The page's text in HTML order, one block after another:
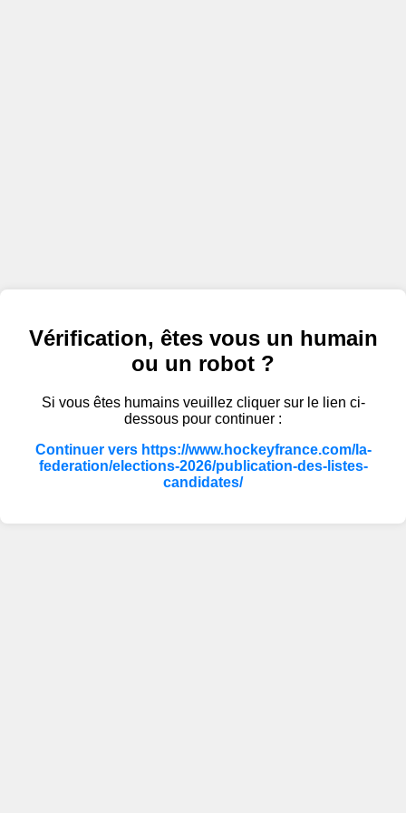
Vérification, êtes vous un humain
ou un robot ?
Si vous êtes humains veuillez cliquer sur le lien ci-
dessous pour continuer :
Continuer vers https://www.hockeyfrance.com/la-
federation/elections-2026/publication-des-listes-
candidates/